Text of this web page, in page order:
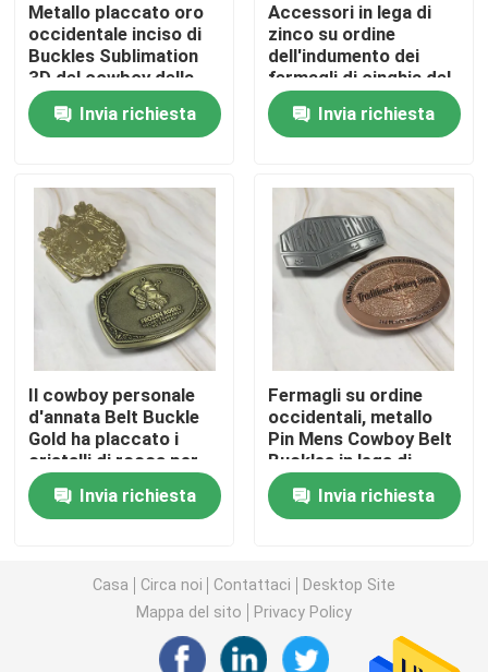
notizie
Richiedere un preventivo
Monete di sfida del metallo
Medaglia di sport del metallo
distintivo del perno del risvolto
Toppe ricamate del panno
Apri del vino del metallo
Fermacravatte della camicia
Metallo placcato oro
occidentale inciso di
Buckles Sublimation
3D del cowboy della
cinghia
Invia richiesta
Accessori in lega di
zinco su ordine
dell'indumento dei
fermagli di cinghia del
metallo
Invia richiesta
Il cowboy personale
d'annata Belt Buckle
Gold ha placcato i
cristalli di rocca per
gli uomini
Invia richiesta
Fermagli su ordine
occidentali, metallo
Pin Mens Cowboy Belt
Buckles in lega di
zinco
Invia richiesta
Casa Circa noi Contattaci
Desktop Site
Mappa del sito
Privacy Policy